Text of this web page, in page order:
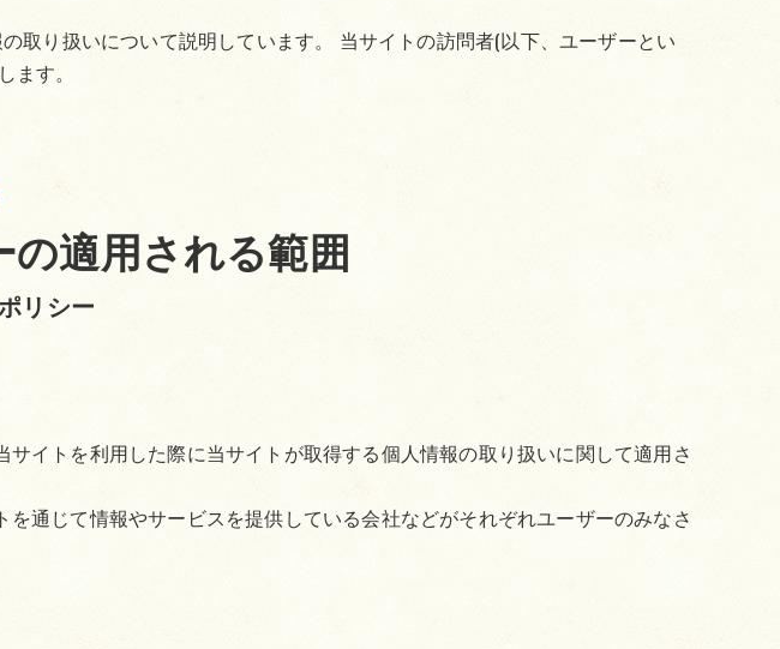
取り扱いについて説明しています。 当サイトの訪問者(以下、ユーザーとい
す。
リシー
適用される範囲
イトを利用した際に当サイトが取得する個人情報の取り扱いに関して適用さ
通じて情報やサービスを提供している会社などがそれぞれユーザーのみなさ